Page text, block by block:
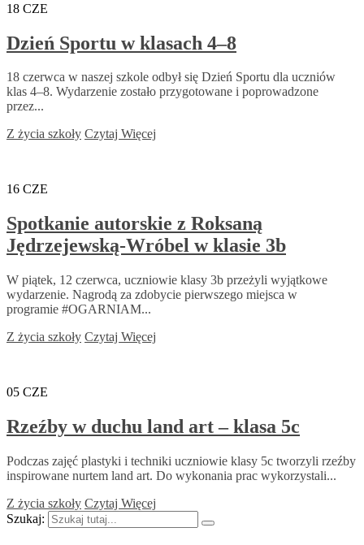
18 CZE
Dzień Sportu w klasach 4–8
18 czerwca w naszej szkole odbył się Dzień Sportu dla uczniów
klas 4–8. Wydarzenie zostało przygotowane i poprowadzone
przez...
Z życia szkoły Czytaj Więcej
16 CZE
Spotkanie autorskie z Roksaną
Jędrzejewską-Wróbel w klasie 3b
W piątek, 12 czerwca, uczniowie klasy 3b przeżyli wyjątkowe
wydarzenie. Nagrodą za zdobycie pierwszego miejsca w
programie #OGARNIAM...
Z życia szkoły Czytaj Więcej
05 CZE
Rzeźby w duchu land art – klasa 5c
Podczas zajęć plastyki i techniki uczniowie klasy 5c tworzyli rzeźby
inspirowane nurtem land art. Do wykonania prac wykorzystali...
Z życia szkoły Czytaj Więcej
Szukaj: